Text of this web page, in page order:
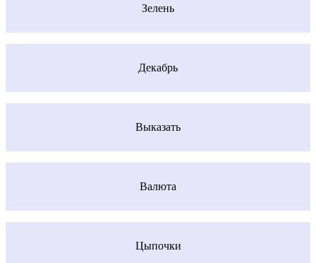
Зелень
Декабрь
Выказать
Валюта
Цыпочки